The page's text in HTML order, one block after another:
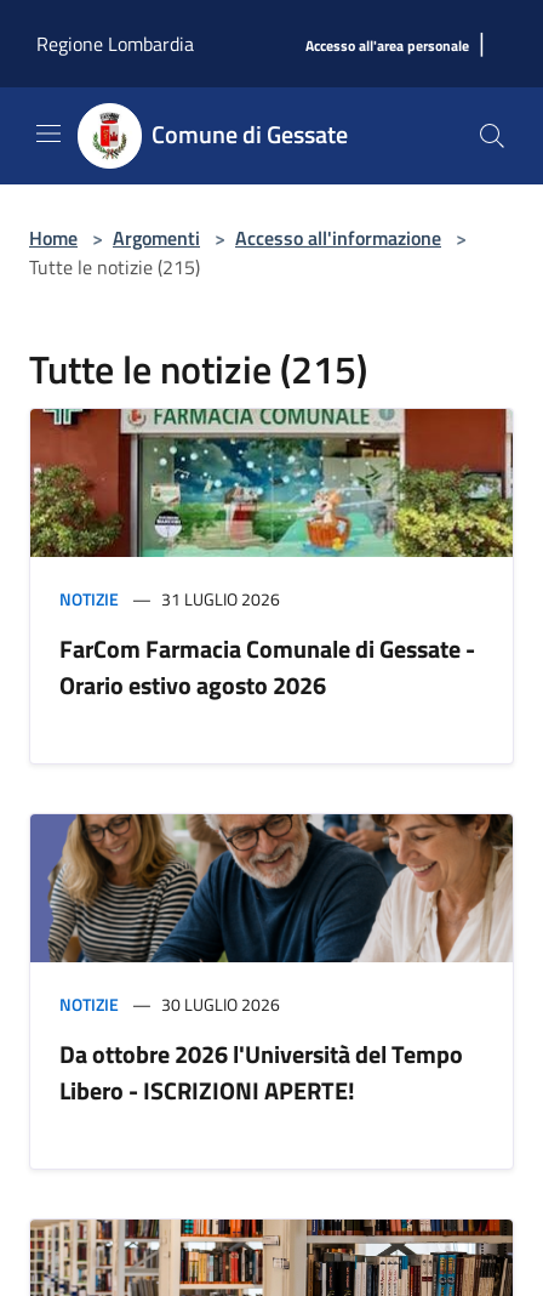
Regione Lombardia
Accesso all'area personale |
Comune di Gessate
Home > Argomenti > Accesso all'informazione >
Tutte le notizie (215)
Tutte le notizie (215)
NOTIZIE 31 LUGLIO 2026
FarCom Farmacia Comunale di Gessate -
Orario estivo agosto 2026
NOTIZIE 30 LUGLIO 2026
Da ottobre 2026 l'Università del Tempo
Libero - ISCRIZIONI APERTE!